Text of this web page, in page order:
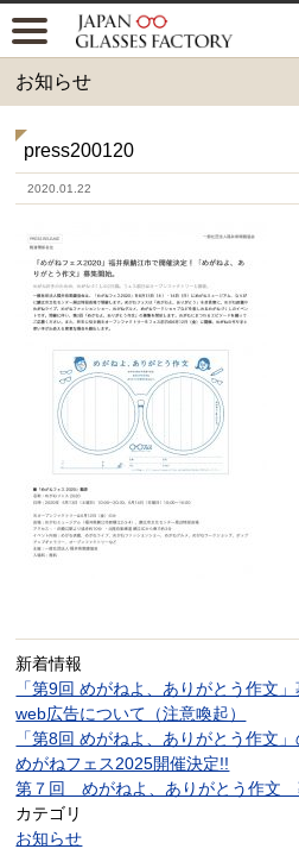
お知らせ
press200120
2020.01.22
新着情報
「第9回 めがねよ、ありがとう作文
web広告について（注意喚起）
「第8回 めがねよ、ありがとう作文」
めがねフェス2025開催決定!!
第７回 めがねよ、ありがとう作文
カテゴリ
お知らせ